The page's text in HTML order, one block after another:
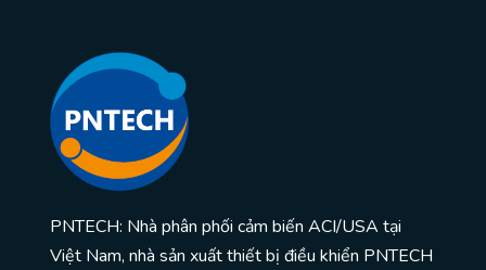
PNTECH: Nhà phân phối cảm biến ACI/USA tại
Việt Nam, nhà sản xuất thiết bị điều khiển PNTECH